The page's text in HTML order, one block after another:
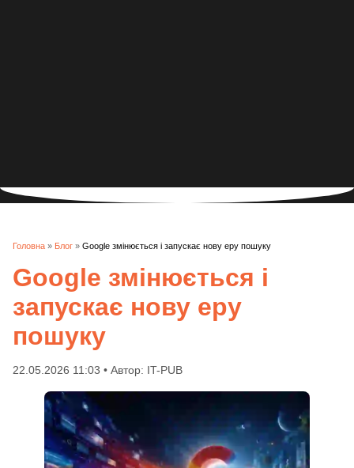
Головна » Блог » Google змінюється і запускає нову еру пошуку
Google змінюється і
запускає нову еру
пошуку
22.05.2026 11:03 • Автор: IT-PUB